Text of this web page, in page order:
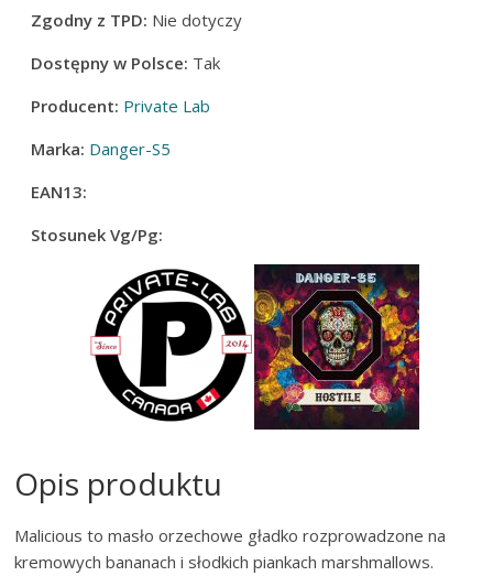
Zgodny z TPD: Nie dotyczy
Dostępny w Polsce: Tak
Producent: Private Lab
Marka: Danger-S5
EAN13:
Stosunek Vg/Pg:
Opis produktu
Malicious to masło orzechowe gładko rozprowadzone na
kremowych bananach i słodkich piankach marshmallows.